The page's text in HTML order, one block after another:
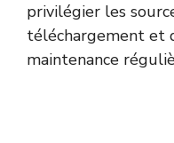
privilégier les
téléchargement et
maintenance